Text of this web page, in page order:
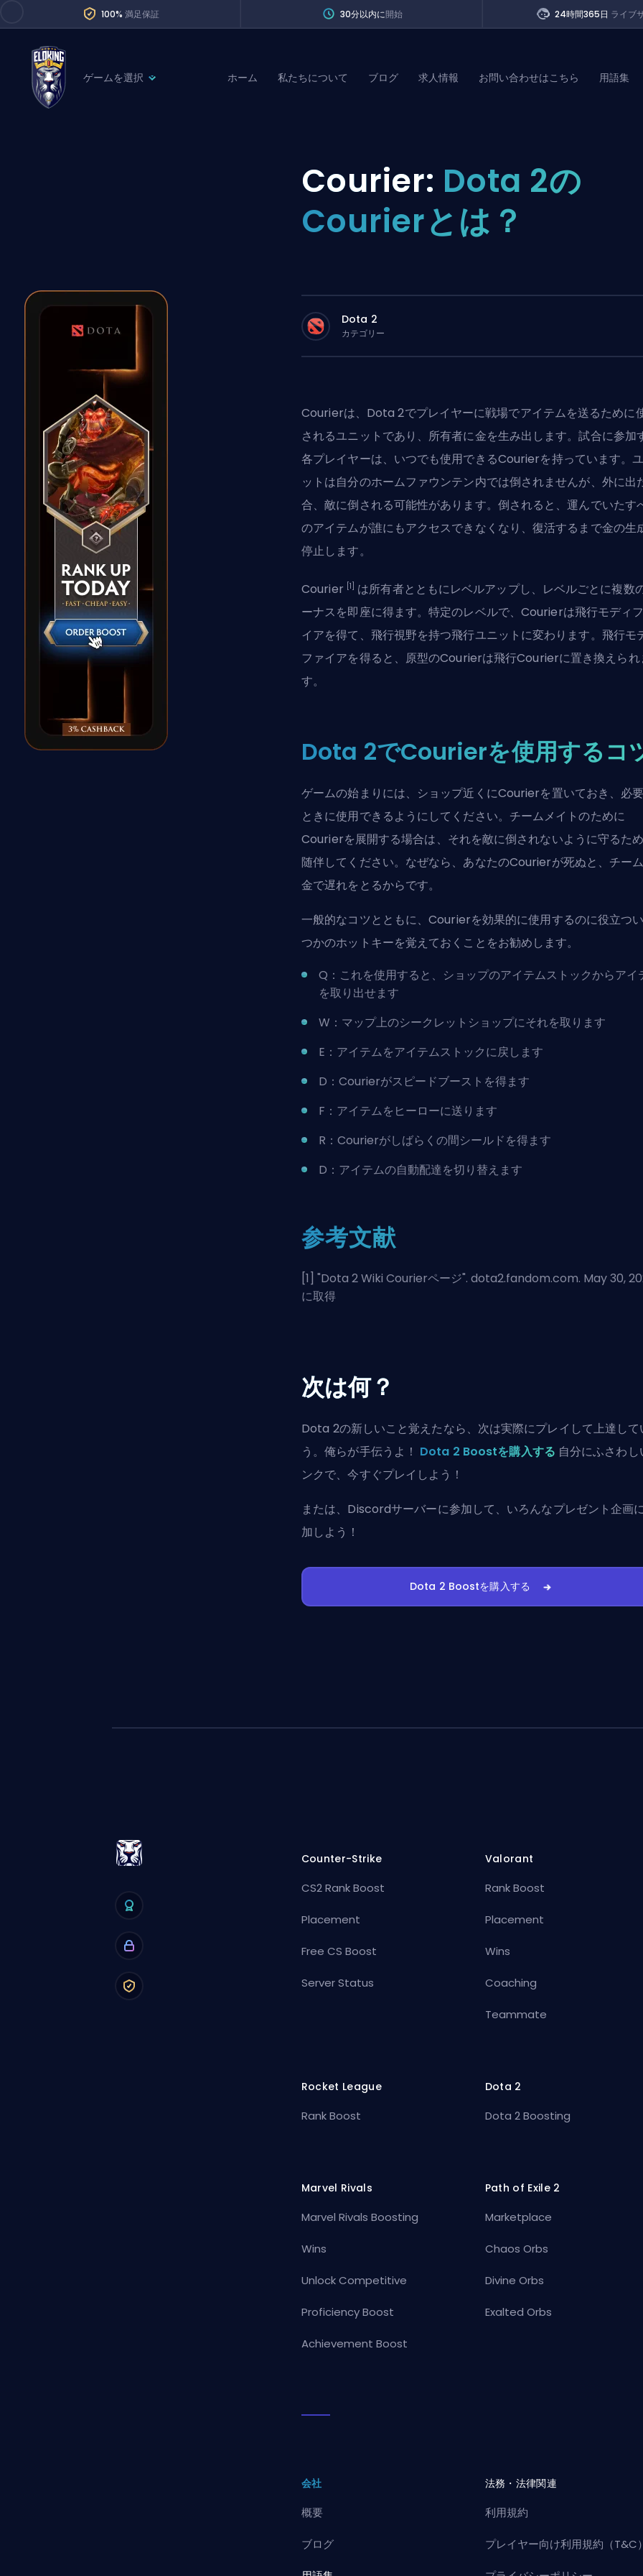
100% 満足保証 30分以内に開始 24時間365日 ライブ
ゲームを選択
Path of Exile 2
Division Boost
Teammate
ホーム 私たちについて ブログ 求人情報 お問い合わせはこちら 用語集
Courier: Dota 2の
Courierとは？
Dota 2
カテゴリー
Courierは、 Dota 2でプレイヤーに戦場でアイテムを送るために
されるユニットであり、所有者に金を生み出します。試合に参加
各プレイヤーは、いつでも使用できるCourierを持っています。
ットは自分のホームファウンテン内では倒されませんが、外に出
合、敵に倒される可能性があります。倒されると、運んでいたす
のアイテムが誰にもアクセスできなくなり、復活するまで金の生
停止します。
Courier [1]
は所有者とともにレベルアップし、レベルごとに複数
ーナスを即座に得ます。特定のレベルで、Courierは飛行モディ
イアを得て、飛行視野を持つ飛行ユニットに変わります。飛行モ
ファイアを得ると、原型のCourierは飛行Courierに置き換えられ
す。
Dota 2でCourierを使用するコ
ゲームの始まりには、ショップ近くにCourierを置いておき、必
ときに使用できるようにしてください。チームメイトのために
Courierを展開する場合は、それを敵に倒されないように守るた
随伴してください。なぜなら、あなたのCourierが死ぬと、チー
金で遅れをとるからです。
一般的なコツとともに、Courierを効果的に使用するのに役立つい
つかのホットキーを覚えておくことをお勧めします。
Q：これを使用すると、ショップのアイテムストックからアイ
を取り出せます
W：マップ上のシークレットショップにそれを取ります
E：アイテムをアイテムストックに戻します
D：Courierがスピードブーストを得ます
F：アイテムをヒーローに送ります
R：Courierがしばらくの間シールドを得ます
D：アイテムの自動配達を切り替えます
参考文献
[1] "Dota 2 Wiki Courierページ". dota2.fandom.com. May 30,
に取得
次は何？
Dota 2の新しいこと覚えたなら、次は実際にプレイして上達して
う。俺らが手伝うよ！ Dota 2 Boostを購入する 自分にふさわし
ンクで、今すぐプレイしよう！
または、 Discordサーバーに参加して、いろんなプレゼント企画
加しよう！
Dota 2 Boostを購入する
Counter-Strike
CS2 Rank Boost
Placement
Free CS Boost
Server Status
Valorant
Rank Boost
Placement
Wins
Coaching
Teammate
Rocket League
Rank Boost
Dota 2
Dota 2 Boosting
Marvel Rivals
Marvel Rivals Boosting
Wins
Unlock Competitive
Proficiency Boost
Achievement Boost
Path of Exile 2
Marketplace
Chaos Orbs
Divine Orbs
Exalted Orbs
会社
概要
ブログ
法務・法律関連
利用規約
プレイヤー向け利用規約（T&C）